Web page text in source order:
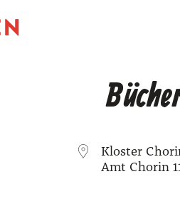
Klos­ter
Amt Cho­rin